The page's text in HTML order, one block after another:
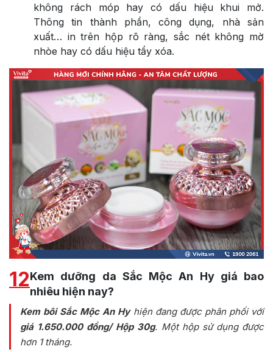
không rách móp hay có dấu hiệu khui mở.
Thông tin thành phần, công dụng, nhà sản
xuất… in trên hộp rõ ràng, sắc nét không mờ
nhòe hay có dấu hiệu tẩy xóa.
12Kem dưỡng da Sắc Mộc An Hy giá bao
nhiêu hiện nay?
Kem bôi Sắc Mộc An Hyhiện đang được phân phối với
giá 1.650.000 đồng/ Hộp 30g. Một hộp sử dụng được
hơn 1 tháng.